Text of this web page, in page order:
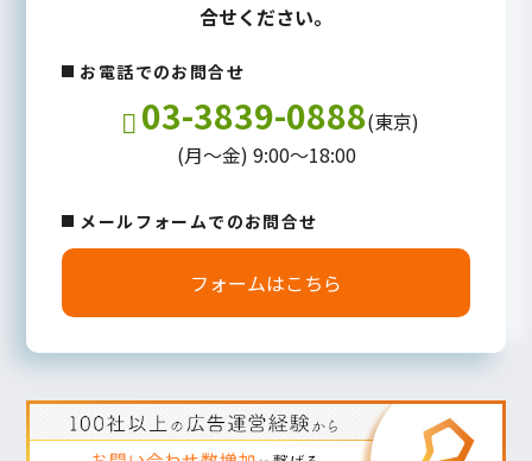
合せください。
お電話でのお問合せ
03-3839-0888(東京)
(月～金) 9:00～18:00
メールフォームでのお問合せ
フォームはこちら